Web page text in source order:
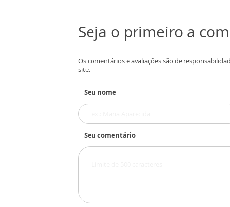
Seja o primeiro a
Os comentários e avaliações são de
site.
Seu nome
Seu comentário